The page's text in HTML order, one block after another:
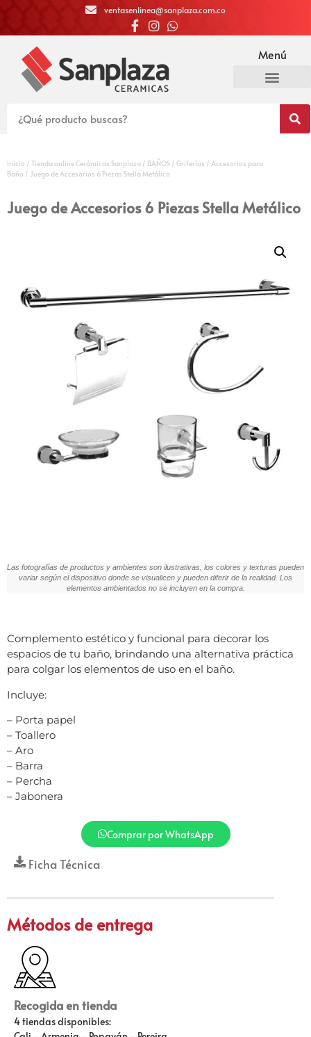
ventasenlinea@sanplaza.com.co
Menú
Inicio / Tienda online Cerámicas Sanplaza / BAÑOS / Griferías / Accesorios para
Baño / Juego de Accesorios 6 Piezas Stella Metálico
Juego de Accesorios 6 Piezas Stella Metálico
Las fotografías de productos y ambientes son ilustrativas, los colores y texturas pueden
variar según el dispositivo donde se visualicen y pueden diferir de la realidad. Los
elementos ambientados no se incluyen en la compra.
Complemento estético y funcional para decorar los
espacios de tu baño, brindando una alternativa práctica
para colgar los elementos de uso en el baño.
Incluye:
– Porta papel
– Toallero
– Aro
– Barra
– Percha
– Jabonera
Comprar por WhatsApp
Ficha Técnica
Métodos de entrega
Recogida en tienda
4 tiendas disponibles: